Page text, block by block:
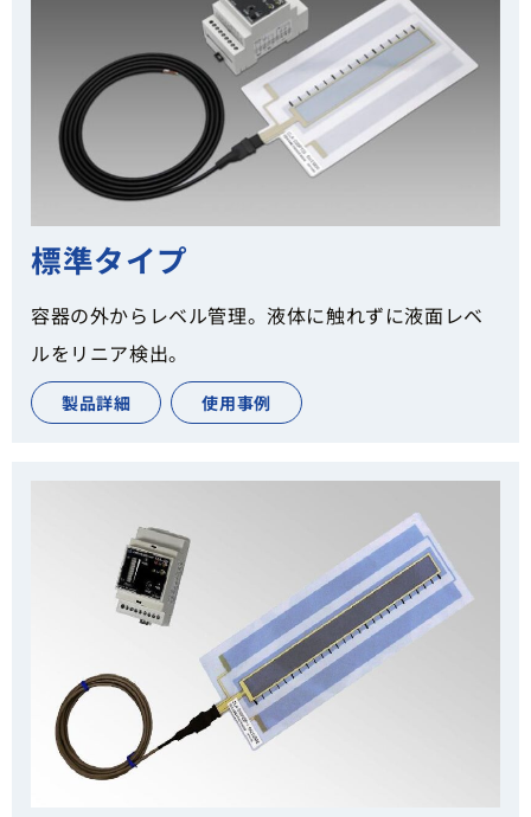
標準タイプ
容器の外からレベル管理。液体に触れずに液面レベ
ルをリニア検出。
製品詳細 使用事例